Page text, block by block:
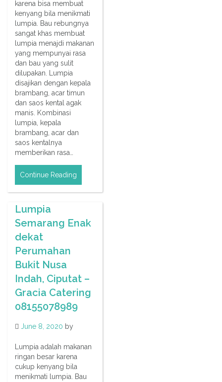
karena bisa membuat
kenyang bila menikmati
lumpia. Bau rebungnya
sangat khas membuat
lumpia menajdi makanan
yang mempunyai rasa
dan bau yang sulit
dilupakan. Lumpia
disajikan dengan kepala
brambang, acar timun
dan saos kental agak
manis. Kombinasi
lumpia, kepala
brambang, acar dan
saos kentalnya
memberikan rasa…
Continue Reading
Lumpia
Semarang Enak
dekat
Perumahan
Bukit Nusa
Indah, Ciputat –
Gracia Catering
08155078989
June 8, 2020 by
Lumpia adalah makanan
ringan besar karena
cukup kenyang bila
menikmati lumpia. Bau